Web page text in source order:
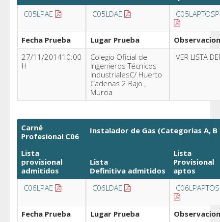
C05LPAE
C05LDAE C05LAPTOSP
Fecha Prueba Lugar Prueba
27/11/201410:00
H
Colegio Oficial de
Ingenieros Técnicos
IndustrialesC/ Huerto
Cadenas 2 Bajo ,
Murcia
VER LISTA
Carné
Profesional C06
Instalador de Gas (Categorias A, B
Lista
provisional
admitidos
Lista
Definitiva admitidos
Lista
Provisional
aptos
C06LPAE
C06LDAE C06LPAPTOS
Fecha Prueba Lugar Prueba